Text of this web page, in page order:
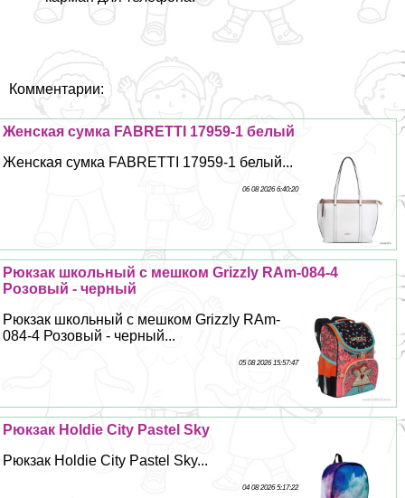
Комментарии:
Женская сумка FABRETTI 17959-1 белый
Женская сумка FABRETTI 17959-1 белый...
06 08 2026 6:40:20
Рюкзак школьный с мешком Grizzly RAm-084-4
Розовый - черный
Рюкзак школьный с мешком Grizzly RAm-
084-4 Розовый - черный...
05 08 2026 15:57:47
Рюкзак Holdie City Pastel Sky
Рюкзак Holdie City Pastel Sky...
04 08 2026 5:17:22